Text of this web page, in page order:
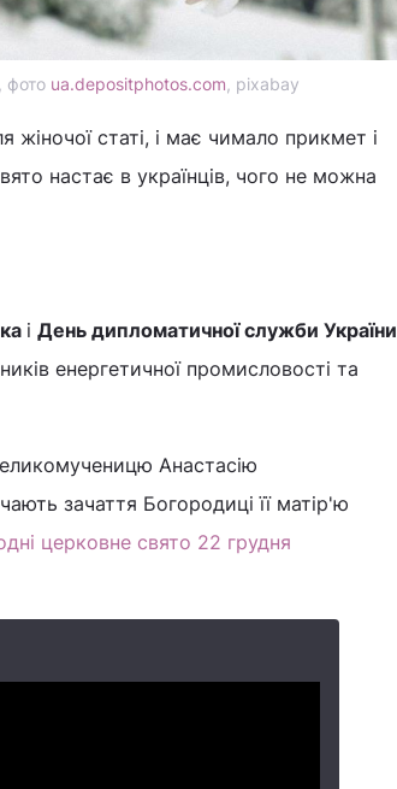
фото ua.depositphotos.com, pixabay
статі, і має чимало прикмет і
настає в українців, чого не можна
і День дипломатичної служби України
енергетичної промисловості та
Анастасію
зачаття Богородиці її матір'ю
церковне свято 22 грудня